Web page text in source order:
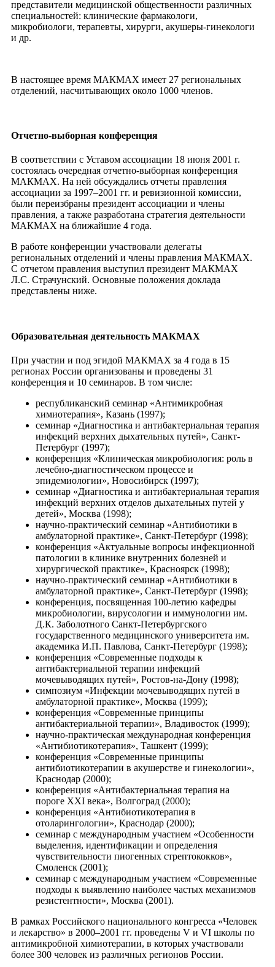
представители медицинской общественности различных
специальностей: клинические фармакологи,
микробиологи, терапевты, хирурги, акушеры-гинекологи
и др.
В настоящее время МАКМАХ имеет 27 региональных
отделений, насчитывающих около 1000 членов.
Отчетно-выборная конференция
В соответствии с Уставом ассоциации 18 июня 2001 г.
состоялась очередная отчетно-выборная конференция
МАКМАХ. На ней обсуждались отчеты правления
ассоциации за 1997–2001 гг. и ревизионной комиссии,
были переизбраны президент ассоциации и члены
правления, а также разработана стратегия деятельности
МАКМАХ на ближайшие 4 года.
В работе конференции участвовали делегаты
региональных отделений и члены правления МАКМАХ.
С отчетом правления выступил президент МАКМАХ
Л.С. Страчунский. Основные положения доклада
представлены ниже.
Образовательная деятельность МАКМАХ
При участии и под эгидой МАКМАХ за 4 года в 15
регионах России организованы и проведены 31
конференция и 10 семинаров. В том числе:
республиканский семинар «Антимикробная
химиотерапия», Казань (1997);
семинар «Диагностика и антибактериальная терапия
инфекций верхних дыхательных путей», Санкт-
Петербург (1997);
конференция «Клиническая микробиология: роль в
лечебно-диагностическом процессе и
эпидемиологии», Новосибирск (1997);
семинар «Диагностика и антибактериальная терапия
инфекций верхних отделов дыхательных путей у
детей», Москва (1998);
научно-практический семинар «Антибиотики в
амбулаторной практике», Санкт-Петербург (1998);
конференция «Актуальные вопросы инфекционной
патологии в клинике внутренних болезней и
хирургической практике», Красноярск (1998);
научно-практический семинар «Антибиотики в
амбулаторной практике», Санкт-Петербург (1998);
конференция, посвященная 100-летию кафедры
микробиологии, вирусологии и иммунологии им.
Д.К. Заболотного Санкт-Петербургского
государственного медицинского университета им.
академика И.П. Павлова, Санкт-Петербург (1998);
конференция «Современные подходы к
антибактериальной терапии инфекций
мочевыводящих путей», Ростов-на-Дону (1998);
симпозиум «Инфекции мочевыводящих путей в
амбулаторной практике», Москва (1999);
конференция «Современные принципы
антибактериальной терапии», Владивосток (1999);
научно-практическая международная конференция
«Антибиотикотерапия», Ташкент (1999);
конференция «Современные принципы
антибиотикотерапии в акушерстве и гинекологии»,
Краснодар (2000);
конференция «Антибактериальная терапия на
пороге XXI века», Волгоград (2000);
конференция «Антибиотикотерапия в
отоларингологии», Краснодар (2000);
семинар с международным участием «Особенности
выделения, идентификации и определения
чувствительности пиогенных стрептококков»,
Смоленск (2001);
семинар с международным участием «Современные
подходы к выявлению наиболее частых механизмов
резистентности», Москва (2001).
В рамках Российского национального конгресса «Человек
и лекарство» в 2000–2001 гг. проведены V и VI школы по
антимикробной химиотерапии, в которых участвовали
более 300 человек из различных регионов России.